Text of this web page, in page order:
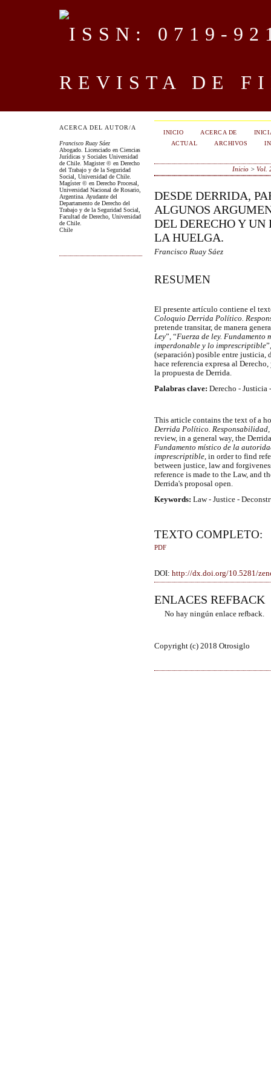
REVISTA DE
ACERCA DEL AUTOR/A
Francisco Ruay Sáez
Abogado. Licenciado en Ciencias
Jurídicas y Sociales Universidad
de Chile. Magister © en Derecho
del Trabajo y de la Seguridad
Social, Universidad de Chile.
Magíster © en Derecho Procesal,
Universidad Nacional de Rosario,
Argentina. Ayudante del
Departamento de Derecho del
Trabajo y de la Seguridad Social,
Facultad de Derecho, Universidad
de Chile.
Chile
INICIO ACERCA DE
ACTUAL
ARCHIVOS
Inicio >Vol.
DESDE DERRIDA,
ALGUNOS
DEL DERECHO Y UN
LA HUELGA.
Francisco Ruay Sáez
RESUMEN
El presente artículo contiene el
Coloquio Derrida Político.
pretende transitar, de manera
Ley”, “Fuerza de ley. Fundamento
imperdonable y lo imprescriptible
(separación) posible entre justicia,
hace referencia expresa al
la propuesta de Derrida.
Palabras clave: Derecho - Justicia
This article contains the text of a
Derrida Político.
review, in a general way, the
Fundamento místico de la
imprescriptible, in order to find
between justice, law and
reference is made to the Law, and
Derrida's proposal open.
Keywords: Law - Justice -
TEXTO COMPLETO:
PDF
DOI: http://dx.doi.org/10.5281/
ENLACES REFBACK
No hay ningún enlace refback.
Copyright (c) 2018 Otrosiglo